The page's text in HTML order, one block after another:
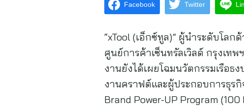
Facebook Twitter
“xTool (เอ็กซ์ทูล)” ผู้นำระดับโล
ศูนย์การค้าเซ็นทรัลเวิลด์ กรุงเท
งานยังได้เผยโฉมนวัตกรรมเรือธ
งานคราฟต์และผู้ประกอบการธุรกิ
Brand Power-UP Program